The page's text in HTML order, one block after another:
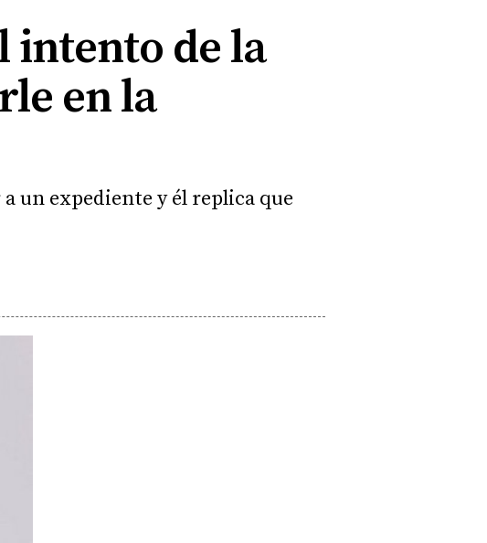
intento de la
en la
un expediente y él replica que